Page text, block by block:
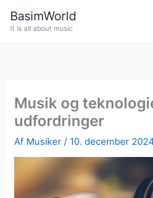
BasimWorld
It is all about music
Musik og
udfordringer
Af Musiker / 10. december